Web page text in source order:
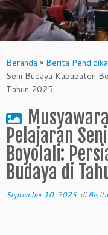
Beranda » Berita
Seni Budaya Kabupaten
Tahun 2025
Pelajaran
Boyolali:
Budaya di
September 10, 2025di